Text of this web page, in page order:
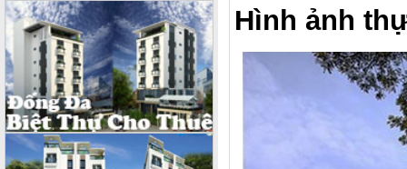
Hình ảnh